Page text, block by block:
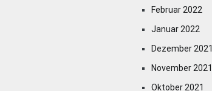
Februar 2022
Januar 2022
Dezember 2021
November 2021
Oktober 2021